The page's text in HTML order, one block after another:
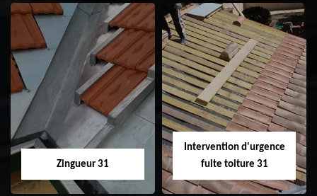
Etanchéité toiture
31
Réparation de
toiture 31
Zingueur 31
Intervention d'urgence
fuite toiture 31